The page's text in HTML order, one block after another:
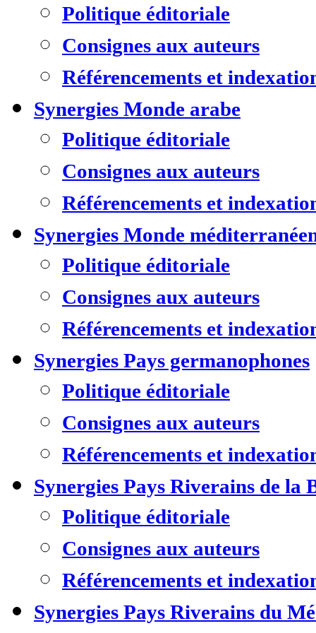
Politique éditoriale
Consignes aux auteurs
Référencements et
Synergies Monde arabe
Politique éditoriale
Consignes aux auteurs
Référencements et
Synergies Monde
Politique éditoriale
Consignes aux auteurs
Référencements et
Synergies Pays germanophones
Politique éditoriale
Consignes aux auteurs
Référencements et
Synergies Pays Riverains de la
Politique éditoriale
Consignes aux auteurs
Référencements et
Synergies Pays Riverains du